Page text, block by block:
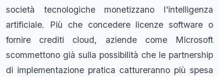
società tecnologiche monetizzano l'intelligenza
artificiale. Più che concedere licenze software o
fornire crediti cloud, aziende come Microsoft
scommettono già sulla possibilità che le partnership
di implementazione pratica cattureranno più spesa